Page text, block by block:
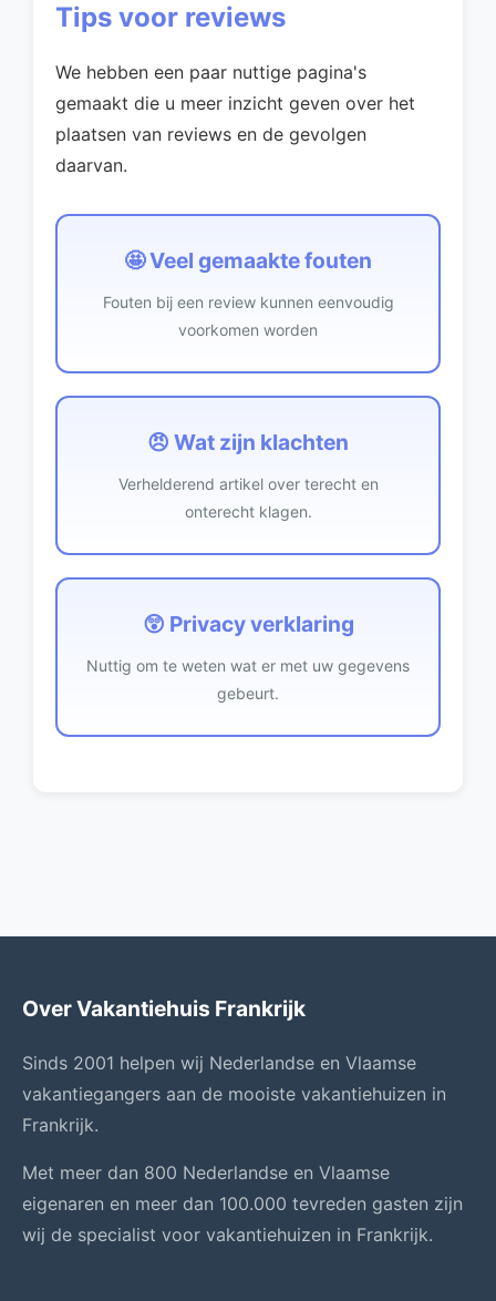
Tips voor reviews
We hebben een paar nuttige pagina's
gemaakt die u meer inzicht geven over het
plaatsen van reviews en de gevolgen
daarvan.
🤩 Veel gemaakte fouten
Fouten bij een review kunnen eenvoudig
voorkomen worden
😠 Wat zijn klachten
Verhelderend artikel over terecht en
onterecht klagen.
😲 Privacy verklaring
Nuttig om te weten wat er met uw gegevens
gebeurt.
Over Vakantiehuis Frankrijk
Sinds 2001 helpen wij Nederlandse en Vlaamse
vakantiegangers aan de mooiste vakantiehuizen in
Frankrijk.
Met meer dan 800 Nederlandse en Vlaamse
eigenaren en meer dan 100.000 tevreden gasten zijn
wij de specialist voor vakantiehuizen in Frankrijk.